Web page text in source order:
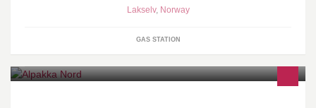
Lakselv, Norway
GAS STATION